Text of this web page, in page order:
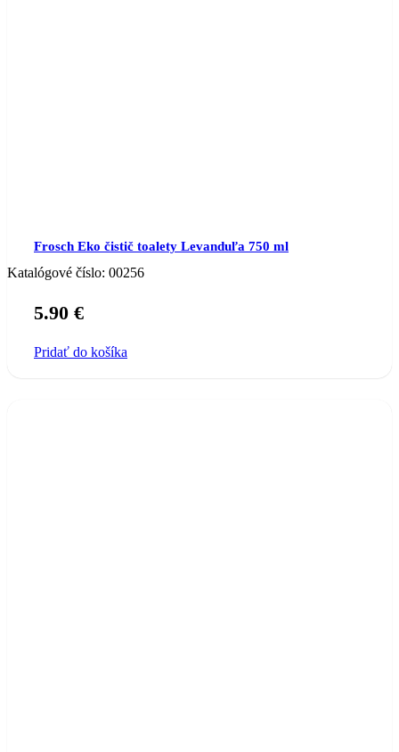
Frosch Eko čistič toalety Levanduľa 750 ml
Katalógové číslo: 00256
5.90 €
Pridať do košíka